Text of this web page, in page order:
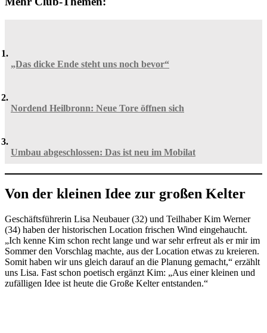
„Das dicke Ende steht uns noch bevor“
Nordend Heilbronn: Neue Tore öffnen sich
Umbau abgeschlossen: Das ist neu im Mobilat
Von der kleinen Idee zur großen Kelter
Geschäftsführerin Lisa Neubauer (32) und Teilhaber Kim Werner
(34) haben der historischen Location frischen Wind eingehaucht.
„Ich kenne Kim schon recht lange und war sehr erfreut als er mir im
Sommer den Vorschlag machte, aus der Location etwas zu kreieren.
Somit haben wir uns gleich darauf an die Planung gemacht,“ erzählt
uns Lisa. Fast schon poetisch ergänzt Kim: „Aus einer kleinen und
zufälligen Idee ist heute die Große Kelter entstanden.“